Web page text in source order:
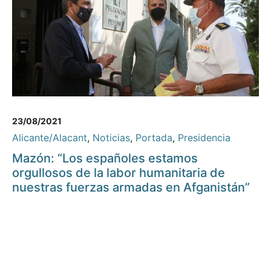
23/08/2021
Alicante/Alacant, Noticias, Portada, Presidencia
Mazón: “Los españoles estamos
orgullosos de la labor humanitaria de
nuestras fuerzas armadas en Afganistán”